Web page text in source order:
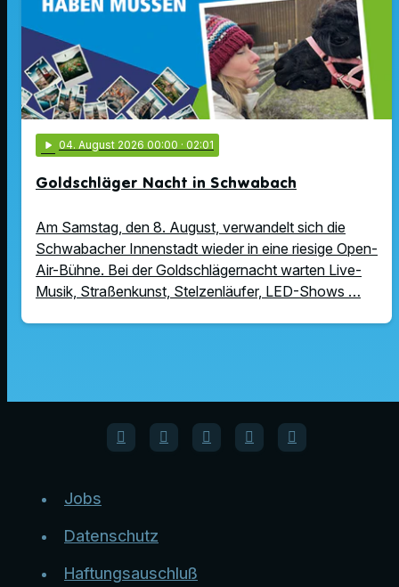
play_arrow 04. August 2026 00:00 · 02:01
Goldschläger Nacht in Schwabach
Am Samstag, den 8. August, verwandelt sich die
Schwabacher Innenstadt wieder in eine riesige Open-
Air-Bühne. Bei der Goldschlägernacht warten Live-
Musik, Straßenkunst, Stelzenläufer, LED-Shows …
Jobs
Datenschutz
Haftungsauschluß